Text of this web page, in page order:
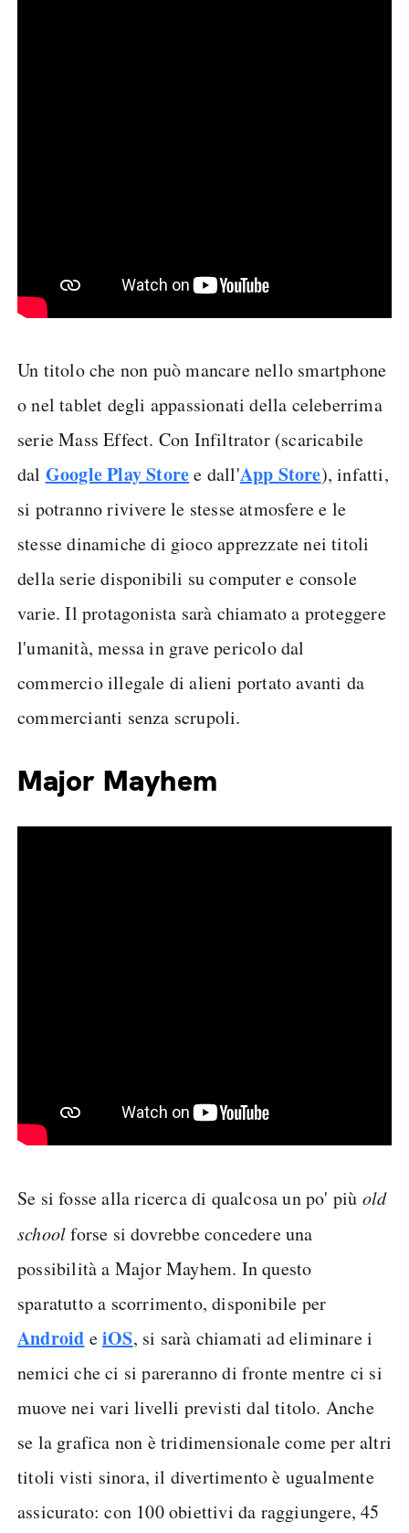
Un titolo che non può mancare nello smartphone
o nel tablet degli appassionati della celeberrima
serie Mass Effect. Con Infiltrator (scaricabile
dal Google Play Storee dall'App Store), infatti,
si potranno rivivere le stesse atmosfere e le
stesse dinamiche di gioco apprezzate nei titoli
della serie disponibili su computer e console
varie. Il protagonista sarà chiamato a proteggere
l'umanità, messa in grave pericolo dal
commercio illegale di alieni portato avanti da
commercianti senza scrupoli.
Major Mayhem
Se si fosse alla ricerca di qualcosa un po' più old
schoolforse si dovrebbe concedere una
possibilità a Major Mayhem. In questo
sparatutto a scorrimento, disponibile per
Android eiOS, si sarà chiamati ad eliminare i
nemici che ci si pareranno di fronte mentre ci si
muove nei vari livelli previsti dal titolo. Anche
se la grafica non è tridimensionale come per altri
titoli visti sinora, il divertimento è ugualmente
assicurato: con 100 obiettivi da raggiungere, 45